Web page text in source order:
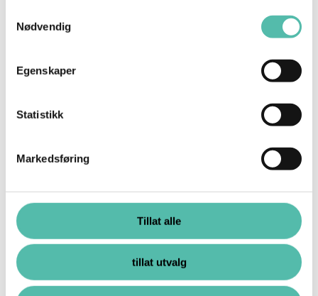
Nødvendig
Egenskaper
Statistikk
Markedsføring
Tillat alle
tillat utvalg